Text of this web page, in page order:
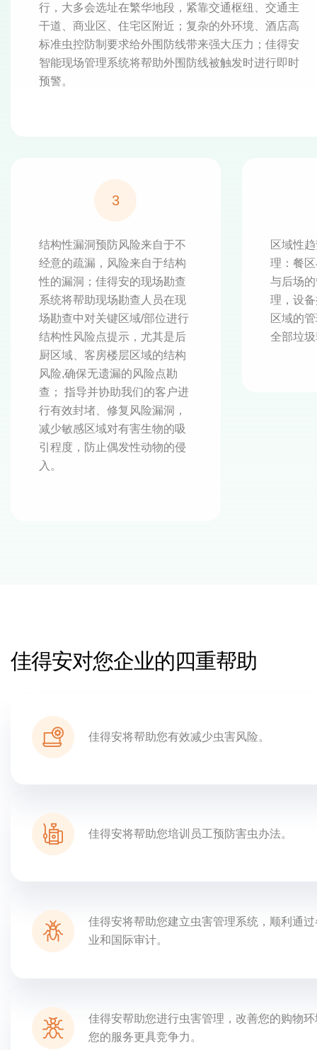
行，大多会选址在繁华地段，紧靠交通枢纽、交通主
干道、商业区、住宅区附近；复杂的外环境、酒店高
标准虫控防制要求给外围防线带来强大压力；佳得安
智能现场管理系统将帮助外围防线被触发时进行即时
预警。
3
结构性漏洞预防风险来自于不
经意的疏漏，风险来自于结构
性的漏洞；佳得安的现场勘查
系统将帮助现场勘查人员在现
场勘查中对关键区域/部位进行
结构性风险点提示，尤其是后
厨区域、客房楼层区域的结构
风险,确保无遗漏的风险点勘
查； 指导并协助我们的客户进
行有效封堵、修复风险漏洞，
减少敏感区域对有害生物的吸
引程度，防止偶发性动物的侵
入。
区域性
理：餐
与后场
理，设
区域的
全部垃
佳得安对您企业的四重帮助
佳得安将帮助您有效减少虫害风险。
佳得安将帮助您培训员工预防害虫办法。
佳得安将帮助您建立虫害管理系统，顺利通
业和国际审计。
佳得安帮助您进行虫害管理，改善您的购物
您的服务更具竞争力。